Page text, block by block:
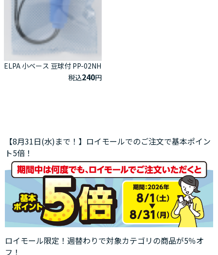
ELPA 小ベース 豆球付 PP-02NH
税込240円
【8月31日(水)まで！】ロイモールでのご注文で基本ポイン
ト5倍！
ロイモール限定！週替わりで対象カテゴリの商品が5％オ
フ！